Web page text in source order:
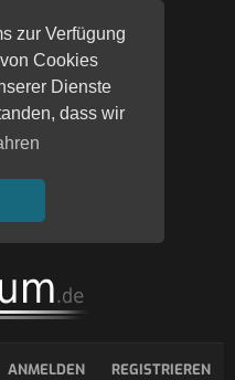
zur Verfügung
Cookies
Dienste
dass wir
ANMELDEN REGISTRIEREN